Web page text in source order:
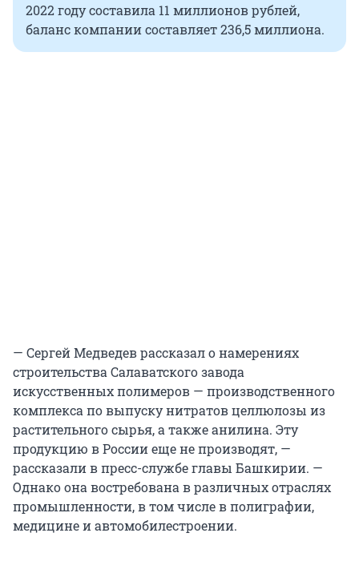
2022 году составила 11 миллионов рублей,
баланс компании составляет 236,5 миллиона.
— Сергей Медведев рассказал о намерениях
строительства Салаватского завода
искусственных полимеров — производственного
комплекса по выпуску нитратов целлюлозы из
растительного сырья, а также анилина. Эту
продукцию в России еще не производят, —
рассказали в пресс-службе главы Башкирии. —
Однако она востребована в различных отраслях
промышленности, в том числе в полиграфии,
медицине и автомобилестроении.